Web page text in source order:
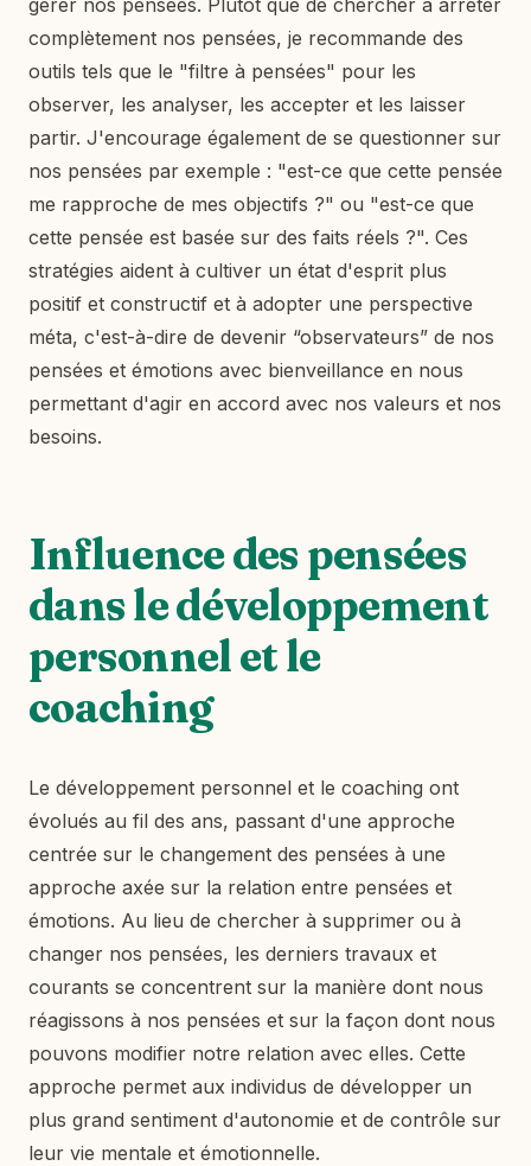
gérer nos pensées. Plutôt que de chercher à arrêter
complètement nos pensées, je recommande des
outils tels que le "filtre à pensées" pour les
observer, les analyser, les accepter et les laisser
partir. J'encourage également de se questionner sur
nos pensées par exemple : "est-ce que cette pensée
me rapproche de mes objectifs ?" ou "est-ce que
cette pensée est basée sur des faits réels ?". Ces
stratégies aident à cultiver un état d'esprit plus
positif et constructif et à adopter une perspective
méta, c'est-à-dire de devenir “observateurs” de nos
pensées et émotions avec bienveillance en nous
permettant d'agir en accord avec nos valeurs et nos
besoins.
Influence des pensées
dans le développement
personnel et le
coaching
Le développement personnel et le coaching ont
évolués au fil des ans, passant d'une approche
centrée sur le changement des pensées à une
approche axée sur la relation entre pensées et
émotions. Au lieu de chercher à supprimer ou à
changer nos pensées, les derniers travaux et
courants se concentrent sur la manière dont nous
réagissons à nos pensées et sur la façon dont nous
pouvons modifier notre relation avec elles. Cette
approche permet aux individus de développer un
plus grand sentiment d'autonomie et de contrôle sur
leur vie mentale et émotionnelle.